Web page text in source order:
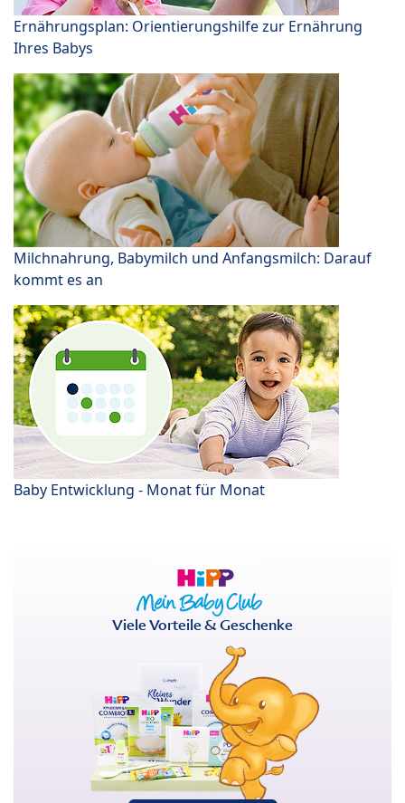
Ernährungsplan: Orientierungshilfe zur Ernährung
Ihres Babys
Milchnahrung, Babymilch und Anfangsmilch: Darauf
kommt es an
Baby Entwicklung - Monat für Monat
Viele Vorteile & Geschenke